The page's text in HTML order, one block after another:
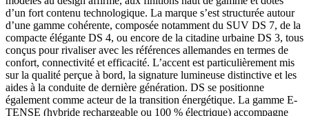
d’un fort contenu technologique. La marque s’est structurée autour
d’une gamme cohérente, composée notamment du SUV DS 7, de la
compacte élégante DS 4, ou encore de la citadine urbaine DS 3, tous
conçus pour rivaliser avec les références allemandes en termes de
confort, connectivité et efficacité. L’accent est particulièrement mis
sur la qualité perçue à bord, la signature lumineuse distinctive et les
aides à la conduite de dernière génération. DS se positionne
également comme acteur de la transition énergétique. La gamme E-
TENSE (hybride rechargeable ou 100 % électrique) accompagne